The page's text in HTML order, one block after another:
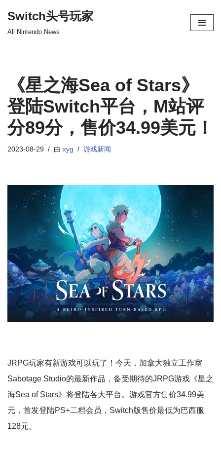
Switch头号玩家
All Nintendo News
《星之海Sea of Stars》
登陆Switch平台，M站评
分89分，售价34.99美元！
2023-08-29 由 xyg 游戏新闻
JRPG玩家有新游戏可以玩了！今天，加拿大独立工作室
Sabotage Studio的最新作品，备受期待的JRPG游戏《星之
海Sea of Stars》将登陆各大平台。游戏官方售价34.99美
元，首发登陆PS+二档会员，Switch版售价最低为巴西服
128元。